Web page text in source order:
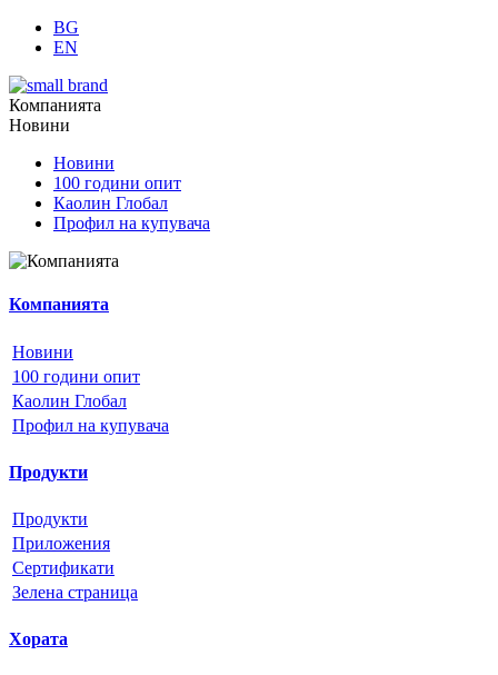
BG
EN
Компанията
Новини
Новини
100 години опит
Каолин Глобал
Профил на купувача
Компанията
Новини
100 години опит
Каолин Глобал
Профил на купувача
Продукти
Продукти
Приложения
Сертификати
Зелена страница
Хората